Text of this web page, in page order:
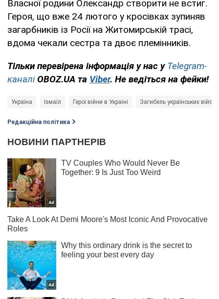
Власної родини Олександр створити не встиг.
Героя, що вже 24 лютого у кросівках зупиняв
загарбників із Росії на Житомирській трасі,
вдома чекали сестра та двоє племінників.
Тільки перевірена інформація у нас у Telegram-
каналіOBOZ.UA та Viber. Не ведіться на фейки!
Україна Ізмаїл Герої війни в Україні Загибель українських
Редакційна політика